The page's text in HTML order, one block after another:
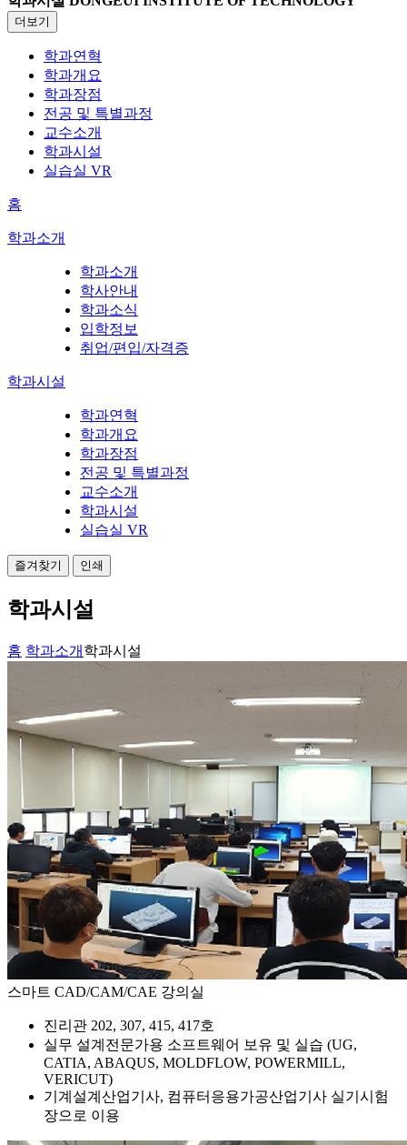
더보기
학과연혁
학과개요
학과장점
전공 및 특별과정
교수소개
학과시설
실습실 VR
홈
학과소개
학과소개
학사안내
학과소식
입학정보
취업/편입/자격증
학과시설
학과연혁
학과개요
학과장점
전공 및 특별과정
교수소개
학과시설
실습실 VR
즐겨찾기 인쇄
학과시설
홈 학과소개 학과시설
스마트 CAD/CAM/CAE 강의실
진리관 202, 307, 415, 417호
실무 설계전문가용 소프트웨어 보유 및 실습 (UG,
CATIA, ABAQUS, MOLDFLOW, POWERMILL,
VERICUT)
기계설계산업기사, 컴퓨터응용가공산업기사 실기시험
장으로 이용